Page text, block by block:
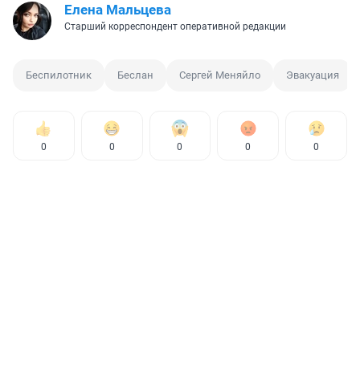
Елена Мальцева
Старший корреспондент оперативной редакции
Беспилотник Беслан Сергей Меняйло Эвакуация
0 0 0 0 0